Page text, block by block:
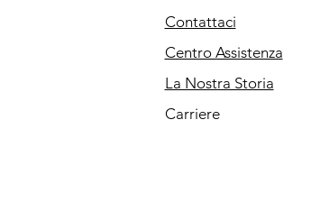
Contattaci
Centro Assistenza
La Nostra Storia
Carriere